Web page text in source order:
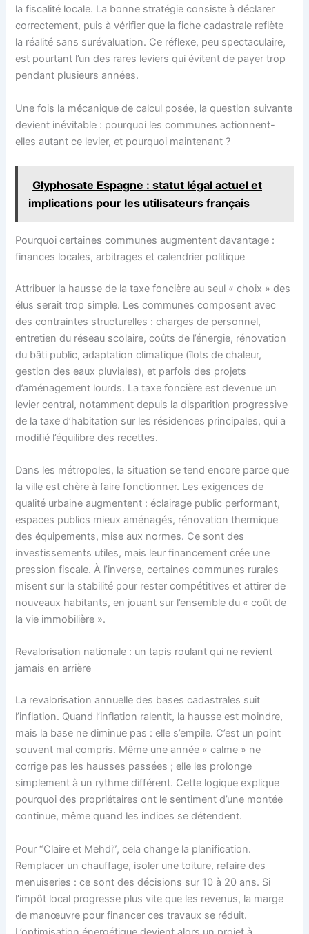
la fiscalité locale. La bonne stratégie consiste à déclarer
correctement, puis à vérifier que la fiche cadastrale reflète
la réalité sans surévaluation. Ce réflexe, peu spectaculaire,
est pourtant l’un des rares leviers qui évitent de payer trop
pendant plusieurs années.
Une fois la mécanique de calcul posée, la question suivante
devient inévitable : pourquoi les communes actionnent-
elles autant ce levier, et pourquoi maintenant ?
Glyphosate Espagne : statut légal actuel et
implications pour les utilisateurs français
Pourquoi certaines communes augmentent davantage :
finances locales, arbitrages et calendrier politique
Attribuer la hausse de la taxe foncière au seul « choix » des
élus serait trop simple. Les communes composent avec
des contraintes structurelles : charges de personnel,
entretien du réseau scolaire, coûts de l’énergie, rénovation
du bâti public, adaptation climatique (îlots de chaleur,
gestion des eaux pluviales), et parfois des projets
d’aménagement lourds. La taxe foncière est devenue un
levier central, notamment depuis la disparition progressive
de la taxe d’habitation sur les résidences principales, qui a
modifié l’équilibre des recettes.
Dans les métropoles, la situation se tend encore parce que
la ville est chère à faire fonctionner. Les exigences de
qualité urbaine augmentent : éclairage public performant,
espaces publics mieux aménagés, rénovation thermique
des équipements, mise aux normes. Ce sont des
investissements utiles, mais leur financement crée une
pression fiscale. À l’inverse, certaines communes rurales
misent sur la stabilité pour rester compétitives et attirer de
nouveaux habitants, en jouant sur l’ensemble du « coût de
la vie immobilière ».
Revalorisation nationale : un tapis roulant qui ne revient
jamais en arrière
La revalorisation annuelle des bases cadastrales suit
l’inflation. Quand l’inflation ralentit, la hausse est moindre,
mais la base ne diminue pas : elle s’empile. C’est un point
souvent mal compris. Même une année « calme » ne
corrige pas les hausses passées ; elle les prolonge
simplement à un rythme différent. Cette logique explique
pourquoi des propriétaires ont le sentiment d’une montée
continue, même quand les indices se détendent.
Pour “Claire et Mehdi”, cela change la planification.
Remplacer un chauffage, isoler une toiture, refaire des
menuiseries : ce sont des décisions sur 10 à 20 ans. Si
l’impôt local progresse plus vite que les revenus, la marge
de manœuvre pour financer ces travaux se réduit.